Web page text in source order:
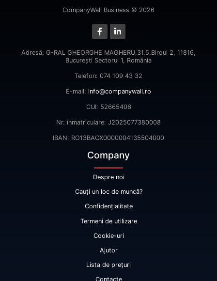
CompanyWall Business © 2026
Adresă: G-RAL GHEORGHE MAGHERU,31,5,Biroul 2, 11816,
Bucureşti Sectorul 1, România
Telefon: 074 109 43 32
E-mail: info@companywall.ro
CUI: 52665406
Nr. înmatriculare: J2025077380008
IBAN: RO13BACX0000004135504000
Company
Despre noi
Cauți un loc de muncă?
Confidențialitate
Termeni de utilizare
Cookie-uri
Ajutor
Lista de prețuri
Contacte